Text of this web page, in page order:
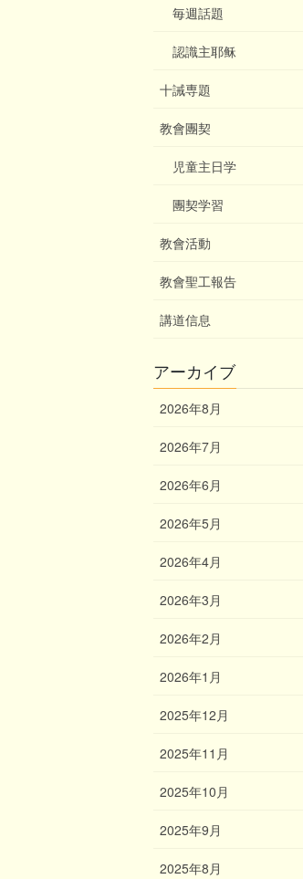
毎週話題
認識主耶稣
十誡専題
教會團契
児童主日学
團契学習
教會活動
教會聖工報告
講道信息
アーカイブ
2026年8月
2026年7月
2026年6月
2026年5月
2026年4月
2026年3月
2026年2月
2026年1月
2025年12月
2025年11月
2025年10月
2025年9月
2025年8月